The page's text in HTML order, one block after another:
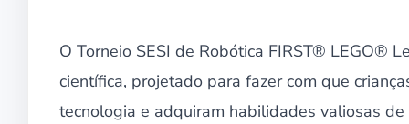
O Torneio SESI de Robótica FIRST® LEGO®
científica, projetado para fazer com que
tecnologia e adquiram habilidades valiosas